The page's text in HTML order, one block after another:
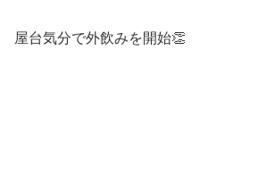
屋台気分で外飲みを開始👏